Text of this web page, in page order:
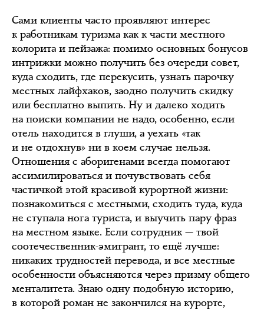
Сами клиенты часто проявляют интерес
к работникам туризма как к части местного
колорита и пейзажа: помимо основных бонусов
интрижки можно получить без очереди совет,
куда сходить, где перекусить, узнать парочку
местных лайфхаков, заодно получить скидку
или бесплатно выпить. Ну и далеко ходить
на поиски компании не надо, особенно, если
отель находится в глуши, а уехать «так
и не отдохнув» ни в коем случае нельзя.
Отношения с аборигенами всегда помогают
ассимилироваться и почувствовать себя
частичкой этой красивой курортной жизни:
познакомиться с местными, сходить туда, куда
не ступала нога туриста, и выучить пару фраз
на местном языке. Если сотрудник — твой
соотечественник-эмигрант, то ещё лучше:
никаких трудностей перевода, и все местные
особенности объясняются через призму общего
менталитета. Знаю одну подобную историю,
в которой роман не закончился на курорте,